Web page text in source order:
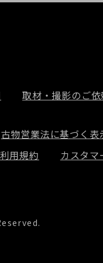
取材・撮影のご依
古物営業法に基づく表
利用規約 カスタ